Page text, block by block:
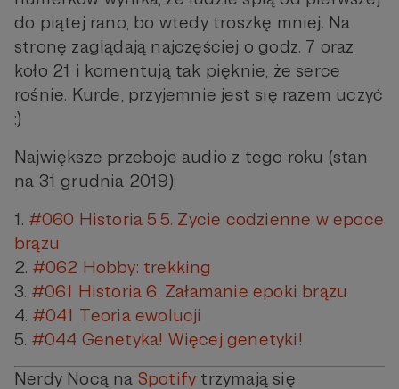
do piątej rano, bo wtedy troszkę mniej. Na
stronę zaglądają najczęściej o godz. 7 oraz
koło 21 i komentują tak pięknie, że serce
rośnie. Kurde, przyjemnie jest się razem uczyć
:)
Największe przeboje audio z tego roku (stan
na 31 grudnia 2019):
1. #060 Historia 5,5. Życie codzienne w epoce
brązu
2. #062 Hobby: trekking
3. #061 Historia 6. Załamanie epoki brązu
4. #041 Teoria ewolucji
5. #044 Genetyka! Więcej genetyki!
Nerdy Nocą na Spotify trzymają się